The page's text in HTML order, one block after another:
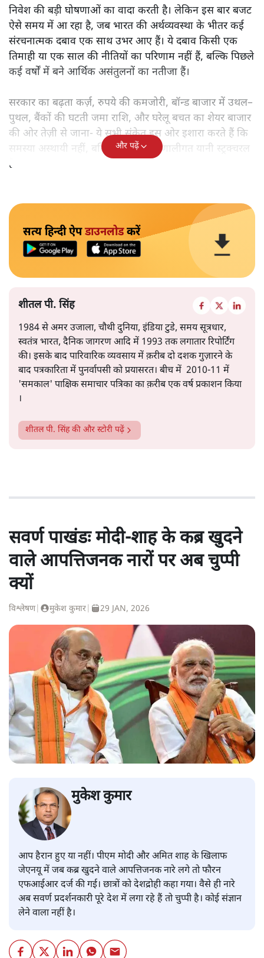
निवेश की बड़ी घोषणाओं का वादा करती है। लेकिन इस बार बजट
ऐसे समय में आ रहा है, जब भारत की अर्थव्यवस्था के भीतर कई
संरचनात्मक दबाव एक साथ उभर आए हैं। ये दबाव किसी एक
तिमाही या एक साल की नीतियों का परिणाम नहीं हैं, बल्कि पिछले
कई वर्षों में बने आर्थिक असंतुलनों का नतीजा हैं।
सरकार का बढ़ता कर्ज़, रुपये की कमजोरी, बॉन्ड बाजार में उथल–
पुथल, बैंकों की घटती जमा राशि, और घरेलू बचत का शेयर बाजार
की ओर तेज़ी से जाना- ये सभी संकेत इस ओर इशारा करते हैं कि
समस्या अस्थायी नहीं, बल्कि गहरी और प्रणालीगत यानी स्ट्रक्चरल
है।
और पढ़ें
सत्य हिन्दी ऐपडाउनलोडकरें
शीतल पी. सिंह
1984 से अमर उजाला, चौथी दुनिया, इंडिया टुडे, समय सूत्रधार,
स्वतंत्र भारत, दैनिक जागरण आदि में 1993 तक लगातार रिपोर्टिंग
की। इसके बाद पारिवारिक व्यवसाय में क़रीब दो दशक गुज़ारने के
बाद पत्रकारिता में पुनर्वापसी को प्रयासरत। बीच में 2010-11 में
'समकाल' पाक्षिक समाचार पत्रिका का क़रीब एक वर्ष प्रकाशन किया
।
शीतल पी. सिंहकी और स्टोरी पढ़ें
सवर्ण पाखंडः मोदी-शाह के कब्र खुदने
वाले आपत्तिजनक नारों पर अब चुप्पी
क्यों
विश्लेषण| मुकेश कुमार 29 JAN, 2026
मुकेश कुमार
आप हैरान हुए या नहीं। पीएम मोदी और अमित शाह के खिलाफ
जेएनयू में जब कब्र खुदने वाले आपत्तिजनक नारे लगे तो फौरन
एफआईआर दर्ज की गई। छात्रों को देशद्रोही कहा गया। वैसे ही नारे
अब सवर्ण प्रदर्शनकारी पूरे देश में लगा रहे हैं तो चुप्पी है। कोई संज्ञान
लेने वाला नहीं है।